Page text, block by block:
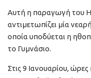
Αυτή η παραγωγή του
αντιμετωπίζει μία
οποία υποδύεται η
το Γυμνάσιο.
Στις 9 Ιανουαρίου,